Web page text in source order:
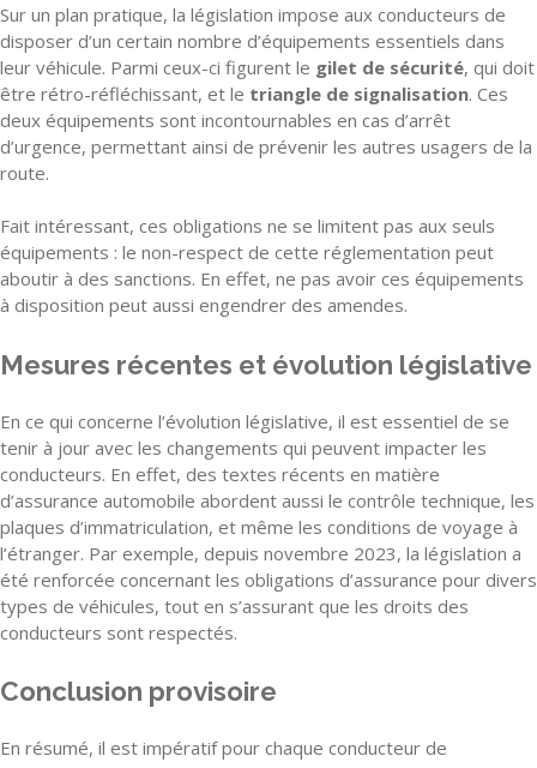
Sur un plan pratique, la législation impose aux conducteurs de
disposer d’un certain nombre d’équipements essentiels dans
leur véhicule. Parmi ceux-ci figurent le gilet de sécurité, qui doit
être rétro-réfléchissant, et le triangle de signalisation. Ces
deux équipements sont incontournables en cas d’arrêt
d’urgence, permettant ainsi de prévenir les autres usagers de la
route.
Fait intéressant, ces obligations ne se limitent pas aux seuls
équipements : le non-respect de cette réglementation peut
aboutir à des sanctions. En effet, ne pas avoir ces équipements
à disposition peut aussi engendrer des amendes.
Mesures récentes et évolution législative
En ce qui concerne l’évolution législative, il est essentiel de se
tenir à jour avec les changements qui peuvent impacter les
conducteurs. En effet, des textes récents en matière
d’assurance automobile abordent aussi le contrôle technique, les
plaques d’immatriculation, et même les conditions de voyage à
l’étranger. Par exemple, depuis novembre 2023, la législation a
été renforcée concernant les obligations d’assurance pour divers
types de véhicules, tout en s’assurant que les droits des
conducteurs sont respectés.
Conclusion provisoire
En résumé, il est impératif pour chaque conducteur de